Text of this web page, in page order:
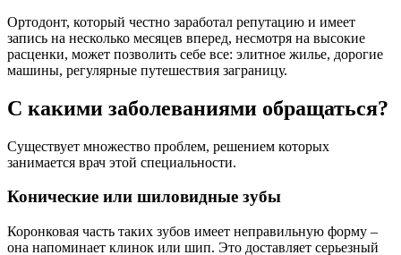
Ортодонт, который честно заработал репутацию и имеет
запись на несколько месяцев вперед, несмотря на высокие
расценки, может позволить себе все: элитное жилье, дорогие
машины, регулярные путешествия заграницу.
С какими заболеваниями обращаться?
Существует множество проблем, решением которых
занимается врач этой специальности.
Конические или шиловидные зубы
Коронковая часть таких зубов имеет неправильную форму –
она напоминает клинок или шип. Это доставляет серьезный